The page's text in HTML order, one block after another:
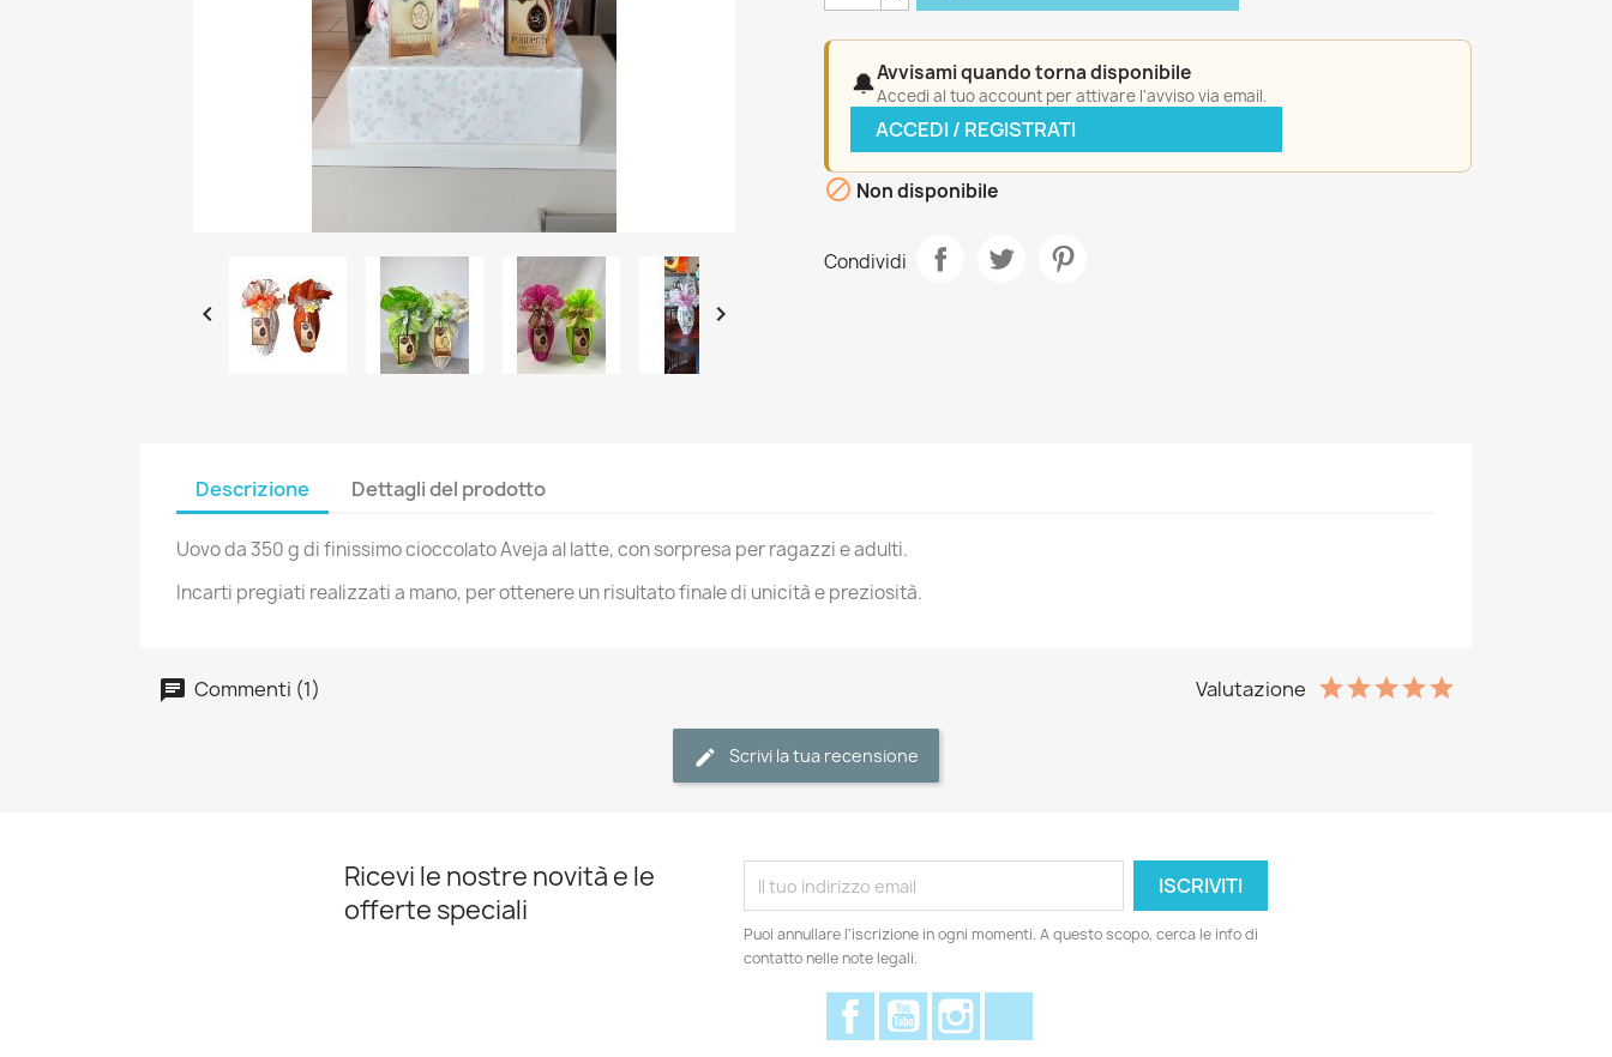
 
🔔Avvisami quando torna disponibile
Accedi al tuo account per attivare l'avviso via email.
ACCEDI / REGISTRATI
 Non disponibile
Condividi
Descrizione Dettagli del prodotto
Uovo da 350 g di finissimo cioccolato Aveja al latte, con sorpresa per ragazzi e adulti.
Incarti pregiati realizzati a mano, per ottenere un risultato finale di unicità e preziosità.
Commenti (1) Valutazione
Scrivi la tua recensione
Ricevi le nostre novità e le
offerte speciali
Puoi annullare l'iscrizione in ogni momenti. A questo scopo, cerca le info di
contatto nelle note legali.
FacebookYouTube